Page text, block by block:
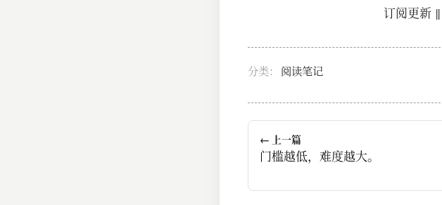
订阅更新||
分类： 阅读笔记
← 上一篇
门槛越低，难度越大。